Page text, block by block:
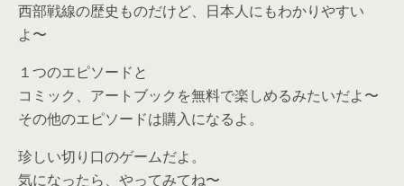
西部戦線の歴史ものだけど、日本人にもわかりやすい
よ〜
１つのエピソードと
コミック、アートブックを無料で楽しめるみたいだよ〜
その他のエピソードは購入になるよ。
珍しい切り口のゲームだよ。
気になったら、やってみてね〜